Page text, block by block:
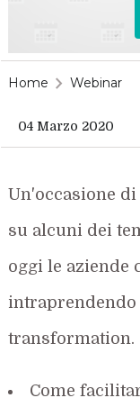
Home Webinar
04 Marzo 2020
Un'occasione
su alcuni dei
oggi le aziende
transformation.
Come